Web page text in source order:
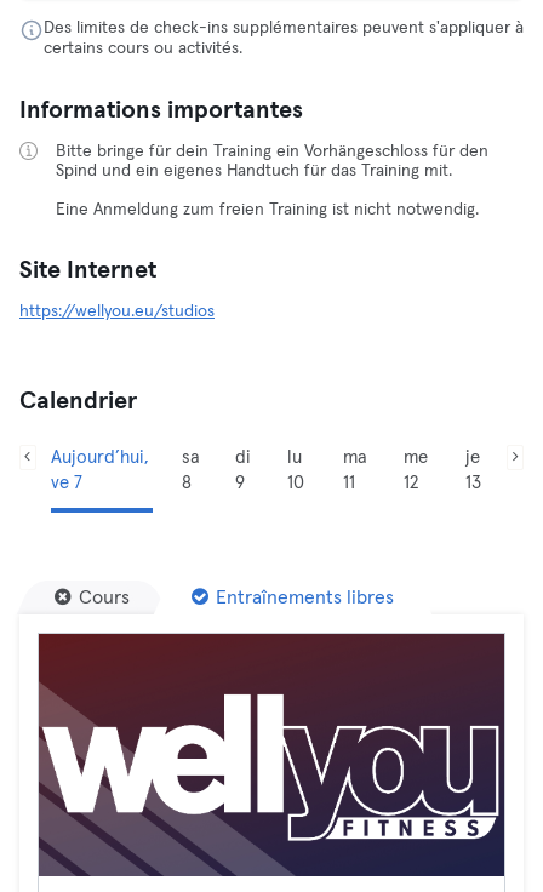
Des limites de check-ins supplémentaires peuvent s'appliquer à
certains cours ou activités.
Informations importantes
Bitte bringe für dein Training ein Vorhängeschloss für den
Spind und ein eigenes Handtuch für das Training mit.
Eine Anmeldung zum freien Training ist nicht notwendig.
Site Internet
https://wellyou.eu/studios
Calendrier
Aujourd’hui,
ve 7
sa
8
di
9
lu
10
ma
11
me
12
je
13
Cours Entraînements libres